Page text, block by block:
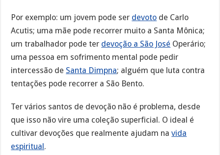
Por exemplo: um jovem pode ser devoto de Carlo
Acutis; uma mãe pode recorrer muito a Santa Mônica;
um trabalhador pode ter devoção a São José Operário;
uma pessoa em sofrimento mental pode pedir
intercessão de Santa Dimpna; alguém que luta contra
tentações pode recorrer a São Bento.
Ter vários santos de devoção não é problema, desde
que isso não vire uma coleção superficial. O ideal é
cultivar devoções que realmente ajudam navida
espiritual.